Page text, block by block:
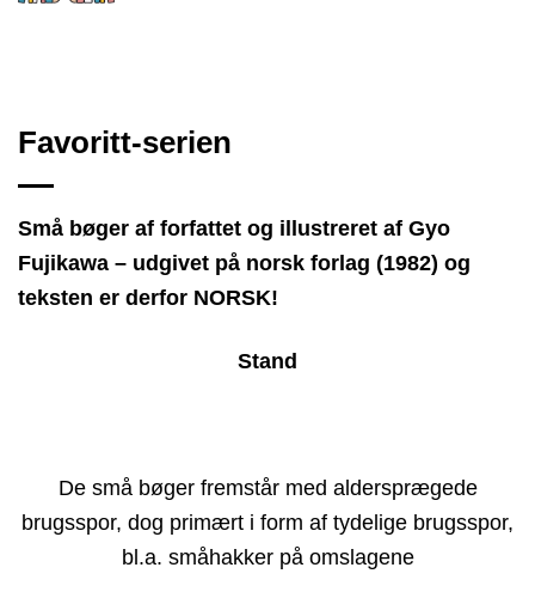
Favoritt-serien
Små bøger af forfattet og illustreret af Gyo
Fujikawa – udgivet på norsk forlag (1982) og
teksten er derfor NORSK!
Stand
De små bøger fremstår med aldersprægede
brugsspor, dog primært i form af tydelige brugsspor,
bl.a. småhakker på omslagene